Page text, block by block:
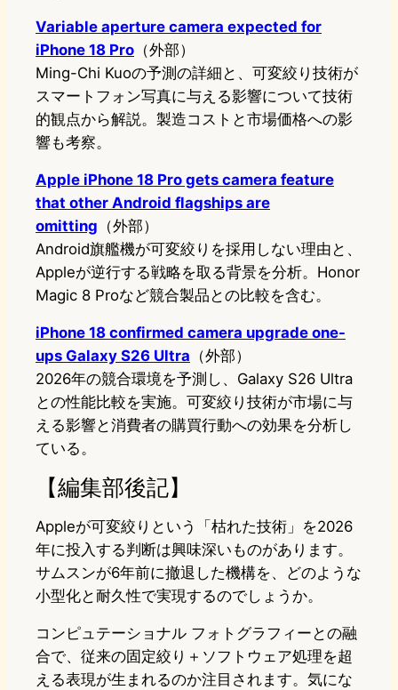
Variable aperture camera expected for
iPhone 18 Pro （外部）
Ming-Chi Kuoの予測の詳細と、可変絞り技術が
スマートフォン写真に与える影響について技術
的観点から解説。製造コストと市場価格への影
響も考察。
Apple iPhone 18 Pro gets camera feature
that other Android flagships are
omitting （外部）
Android旗艦機が可変絞りを採用しない理由と、
Appleが逆行する戦略を取る背景を分析。Honor
Magic 8 Proなど競合製品との比較を含む。
iPhone 18 confirmed camera upgrade one-
ups Galaxy S26 Ultra （外部）
2026年の競合環境を予測し、Galaxy S26 Ultra
との性能比較を実施。可変絞り技術が市場に与
える影響と消費者の購買行動への効果を分析し
ている。
【編集部後記】
Appleが可変絞りという「枯れた技術」を2026
年に投入する判断は興味深いものがあります。
サムスンが6年前に撤退した機構を、どのような
小型化と耐久性で実現するのでしょうか。
コンピュテーショナル フォトグラフィーとの融
合で、従来の固定絞り＋ソフトウェア処理を超
える表現が生まれるのか注目されます。気にな